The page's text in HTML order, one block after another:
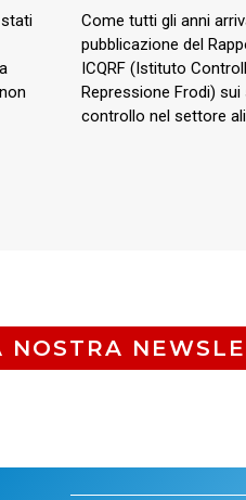
Come tutti gli anni
pubblicazione del
ICQRF (Istituto
Repressione Frodi)
controllo nel settore